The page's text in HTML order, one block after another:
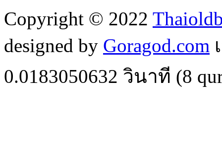
Copyright © 2022
designed by Goragod.com
0.0183050632 วินาที (8